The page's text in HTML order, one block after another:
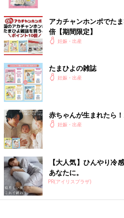
アカチャンホンポでた
倍【期間限定】
妊娠・出産
たまひよの雑誌
妊娠・出産
赤ちゃんが生まれたら
妊娠・出産
【大人気】ひんやり冷
あなたに。
PR(アイリスプラザ)